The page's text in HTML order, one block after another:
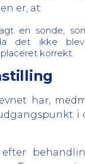
er, at:
en sonde,
det ikke
korrekt.
har,
i